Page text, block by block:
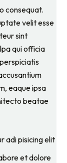
consequat.
velit esse
sint
qui officia
eaque ipsa
beatae
adi pisicing elit
et dolore